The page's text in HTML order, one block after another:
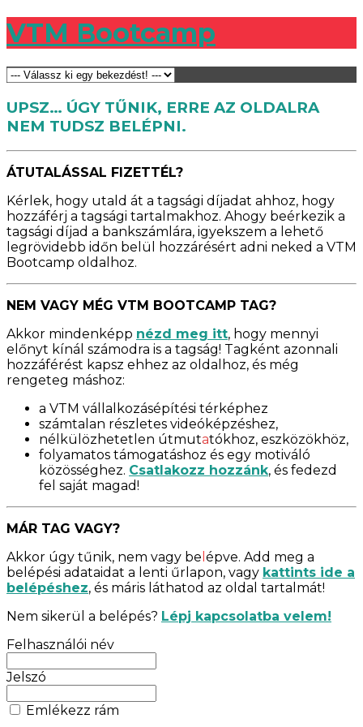
VTM Bootcamp
UPSZ… ÚGY TŰNIK, ERRE AZ OLDALRA
NEM TUDSZ BELÉPNI.
ÁTUTALÁSSAL FIZETTÉL?
Kérlek, hogy utald át a tagsági díjadat ahhoz, hogy
hozzáférj a tagsági tartalmakhoz. Ahogy beérkezik a
tagsági díjad a bankszámlára, igyekszem a lehető
legrövidebb időn belül hozzárésért adni neked a VTM
Bootcamp oldalhoz.
NEM VAGY MÉG VTM BOOTCAMP TAG?
Akkor mindenképp nézd meg itt, hogy mennyi
előnyt kínál számodra is a tagság! Tagként azonnali
hozzáférést kapsz ehhez az oldalhoz, és még
rengeteg máshoz:
a VTM vállalkozásépítési térképhez
számtalan részletes videóképzéshez,
nélkülözhetetlen útmutatókhoz, eszközökhöz,
folyamatos támogatáshoz és egy motiváló
közösséghez. Csatlakozz hozzánk, és fedezd
fel saját magad!
MÁR TAG VAGY?
Akkor úgy tűnik, nem vagy be épve. Add meg a
belépési adataidat a lenti űrlapon, vagy kattints ide a
belépéshez, és máris láthatod az oldal tartalmát!
Nem sikerül a belépés? Lépj kapcsolatba velem!
Felhasználói név
Jelszó
Emlékezz rám